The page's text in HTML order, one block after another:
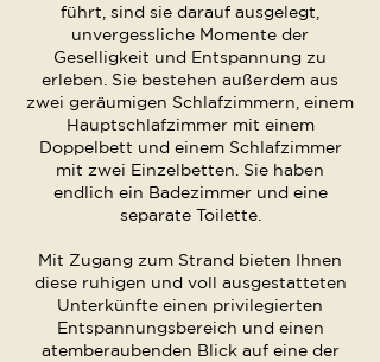
führt, sind sie darauf ausgelegt,
unvergessliche Momente der
Geselligkeit und Entspannung zu
erleben. Sie bestehen außerdem aus
zwei geräumigen Schlafzimmern, einem
Hauptschlafzimmer mit einem
Doppelbett und einem Schlafzimmer
mit zwei Einzelbetten. Sie haben
endlich ein Badezimmer und eine
separate Toilette.
Mit Zugang zum Strand bieten Ihnen
diese ruhigen und voll ausgestatteten
Unterkünfte einen privilegierten
Entspannungsbereich und einen
atemberaubenden Blick auf eine der